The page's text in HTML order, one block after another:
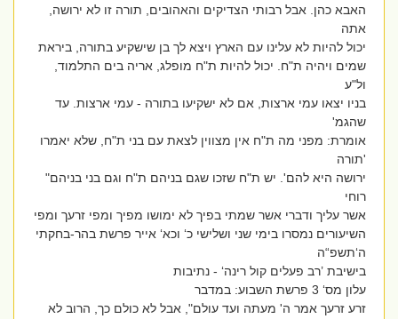
האבא כהן. אבל רבותי הצדיקים והאהובים, תורה זו לא ירושה,
אתה
יכול להיות לא עלינו עם הארץ ויצא לך בן שישקיע בתורה, ביראת
שמים ויהיה ת"ח. יכול להיות ת"ח מופלג, אריה בים התלמוד,
ול"ע
בניו יצאו עמי ארצות, אם לא ישקיעו בתורה - עמי ארצות. עד
שהגמ'
אומרת: מפני מה ת"ח אין מצווין לצאת עם בני ת"ח, שלא יאמרו
'תורה
ירושה היא להם'. יש ת"ח שזכו שגם בניהם ת"ח וגם בני בניהם"
רוחי
אשר עליך ודברי אשר שמתי בפיך לא ימושו מפיך ומפי זרעך ומפי
השיעורים נמסרו בימי שני ושלישי כ‘ וכא‘ אייר פרשת בהר-בחקתי
ה‘תשפ“ה
בישיבת ’רב פעלים קול רינה‘ - נתיבות
עלון מס‘ 3 פרשת השבוע: במדבר
זרע זרעך אמר ה' מעתה ועד עולם", אבל לא כולם כך, הרוב לא